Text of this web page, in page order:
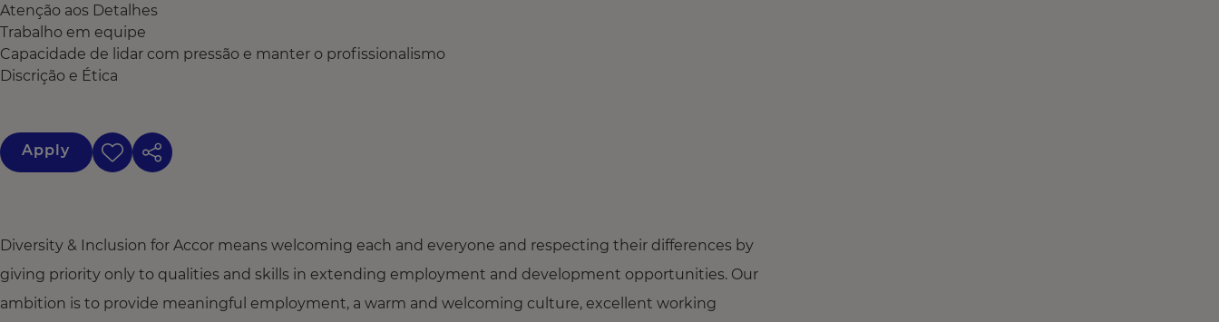
Atenção aos Detalhes
Trabalho em equipe
Capacidade de lidar com pressão e manter o profissionalismo
Discrição e Ética
Apply
Diversity & Inclusion for Accor means welcoming each and everyone and respecting their differences by
giving priority only to qualities and skills in extending employment and development opportunities. Our
ambition is to provide meaningful employment, a warm and welcoming culture, excellent working